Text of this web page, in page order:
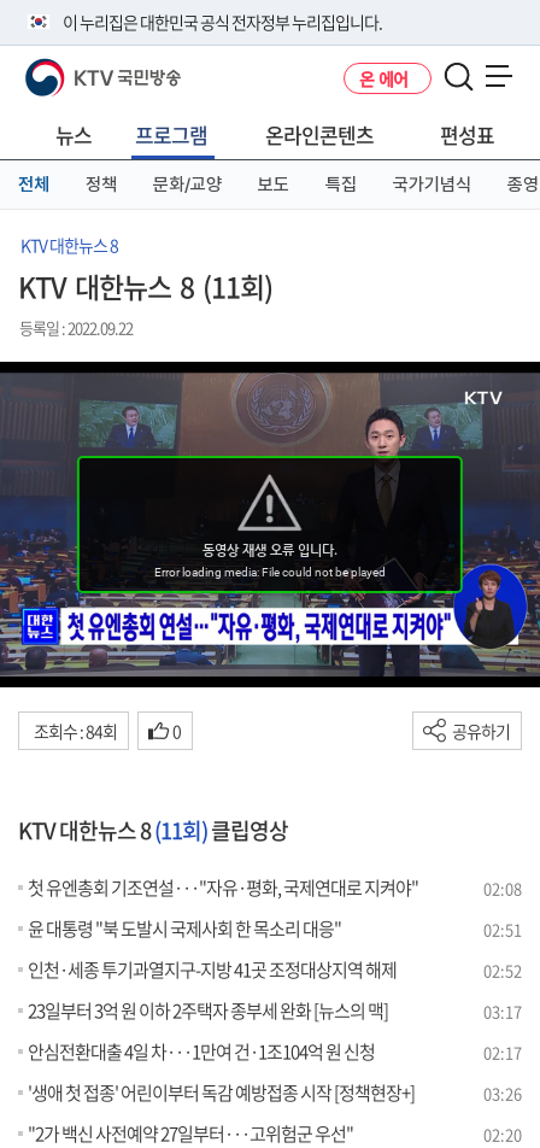
이 누리집은 대한민국 공식 전자정부 누리집입니다.
공식 누리집 주소 확인하기
니다.
이밖에 or.kr 또는 .kr등 다른 도메인 주소를 사용하고 있다면 아래 URL에
서 도메인 주소를 확인해 보세요
KTV 국민방송 온 에어
뉴스 프로그램 온라인콘텐츠 편성표
전체 정책 문화/교양 보도 특집 국가기념식 종영
KTV 대한뉴스 8
KTV 대한뉴스 8 (11회)
등록일 : 2022.09.22
조회수 : 84회 0 공유하기
KTV 대한뉴스 8(11회)클립영상
첫 유엔총회 기조연설···"자유·평화, 국제연대로 지켜야" 02:08
윤 대통령 "북 도발시 국제사회 한 목소리 대응" 02:51
인천·세종 투기과열지구-지방 41곳 조정대상지역 해제 02:52
23일부터 3억 원 이하 2주택자 종부세 완화 [뉴스의 맥] 03:17
안심전환대출 4일 차···1만여 건·1조104억 원 신청 02:17
'생애 첫 접종' 어린이부터 독감 예방접종 시작 [정책현장+] 03:26
"2가 백신 사전예약 27일부터···고위험군 우선" 02:20